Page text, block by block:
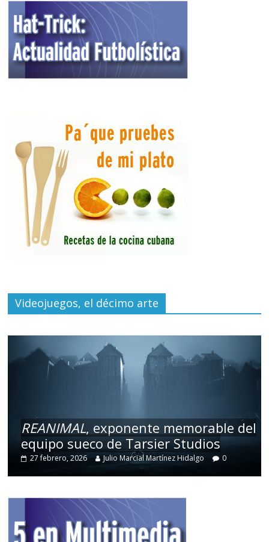
Videojuegos, el décimo arte
REANIMAL, exponente memorable del
equipo sueco de Tarsier Studios
27 febrero, 2026 Julio Marcial Martínez Hidalgo 0